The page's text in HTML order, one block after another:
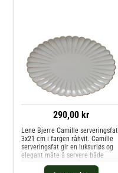
290,00 kr
Lene Bjerre Camille serveringsfat
3x21 cm i fargen råhvit. Camille
serveringsfat gir en luksuriøs og
elegant måte å servere både
familie og gjester på. Laget av